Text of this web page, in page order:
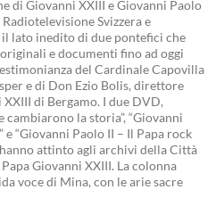
di Giovanni XXIII e Giovanni Paolo
Svizzera e
lato inedito di due pontefici che
e documenti fino ad oggi
del Cardinale Capovilla
e di Don Ezio Bolis, direttore
di Bergamo. I due DVD,
la storia”, “Giovanni
“Giovanni Paolo II – Il Papa rock
attinto agli archivi della Città
Giovanni XXIII. La colonna
voce di Mina, con le arie sacre